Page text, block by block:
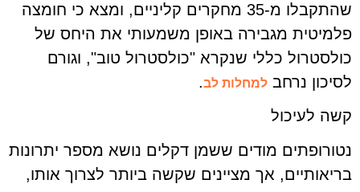
שהתקבלו מ-35 מחקרים קליניים, ומצא כי חומצה
פלמיטית מגבירה באופן משמעותי את היחס של
כולסטרול כללי שנקרא "כולסטרול טוב", וגורם
לסיכון נרחב למחלות לב.
קשה לעיכול
נטורופתים מודים ששמן דקלים נושא מספר יתרונות
בריאותיים, אך מציינים שקשה ביותר לצרוך אותו,